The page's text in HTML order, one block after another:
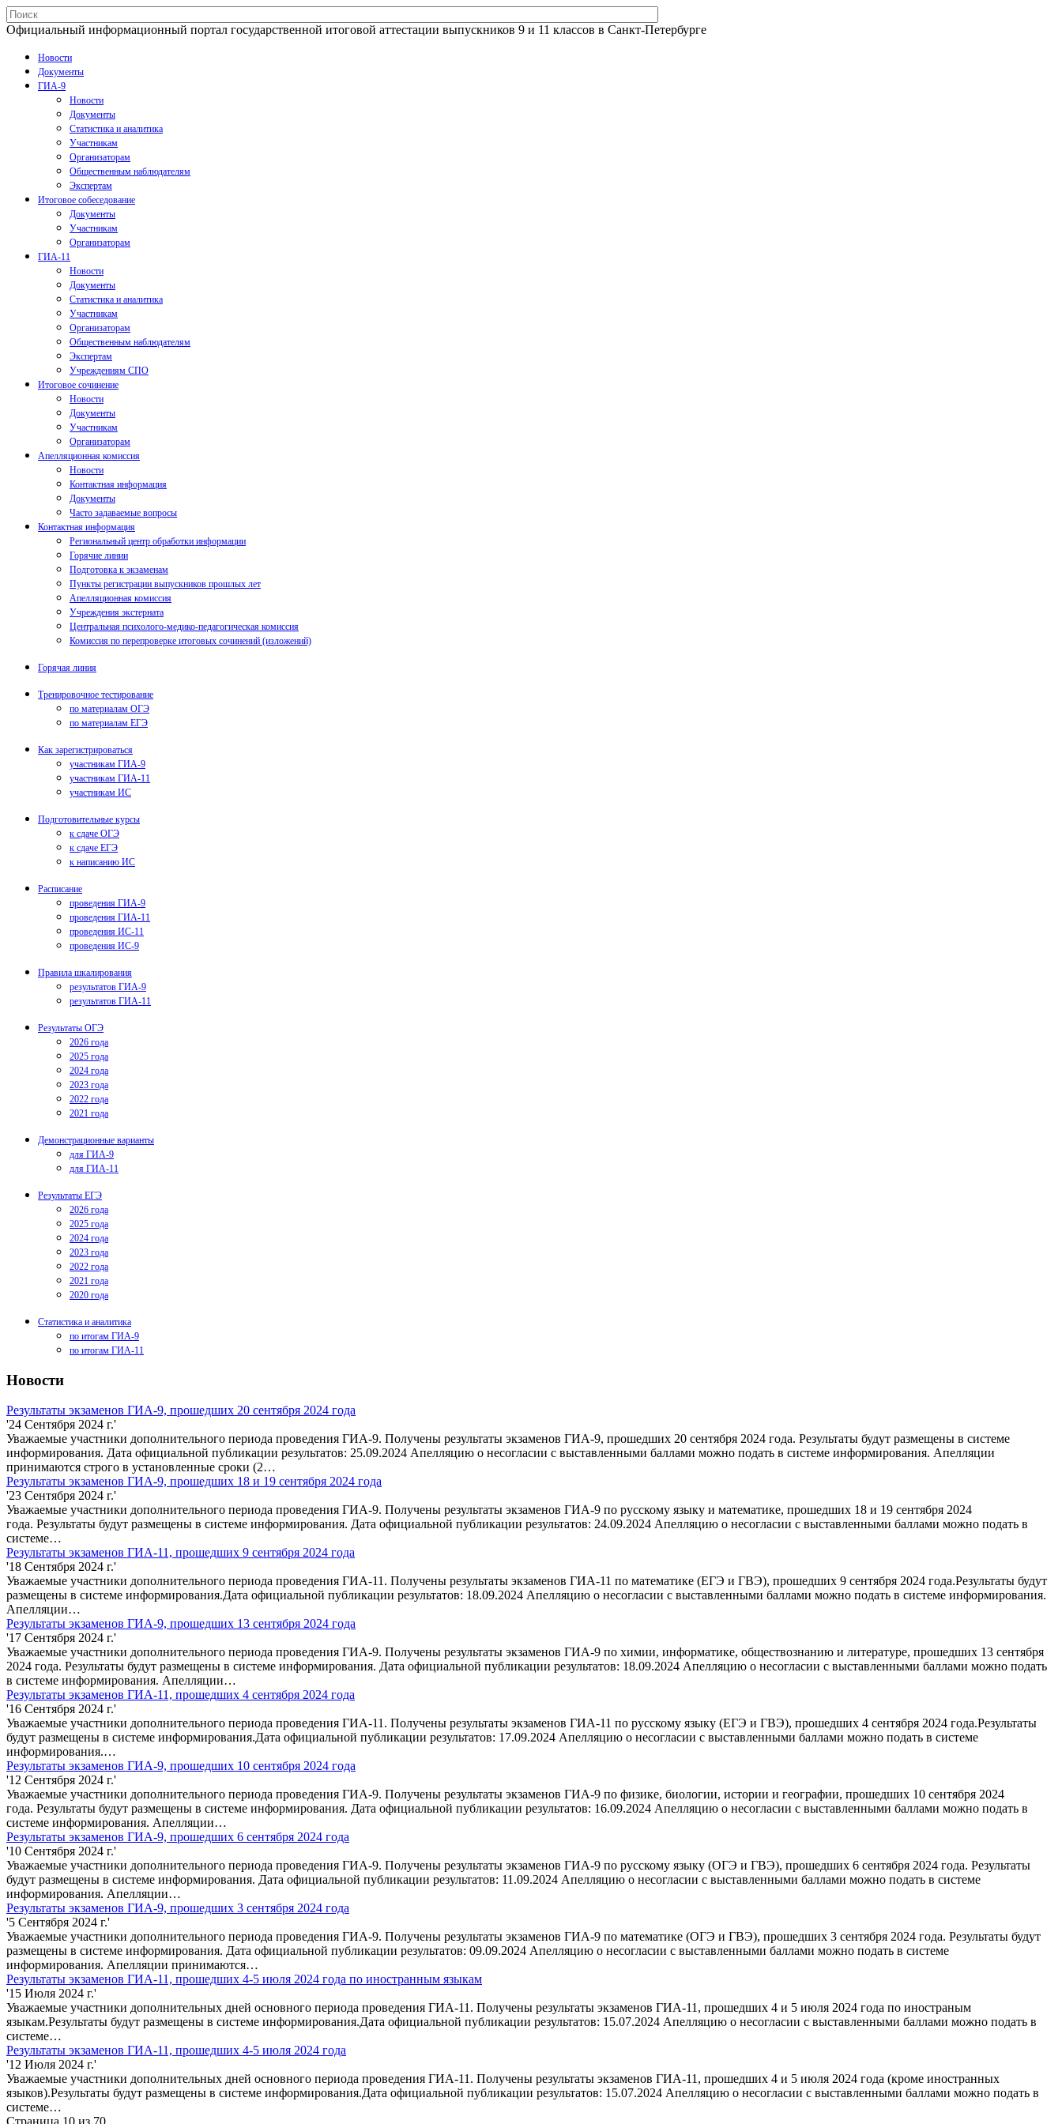
Официальный информационный портал государственной итоговой аттестации выпускников 9 и 11 классов в Санкт-Петербурге
Новости
Документы
ГИА-9
Новости
Документы
Статистика и аналитика
Участникам
Организаторам
Общественным наблюдателям
Экспертам
Итоговое собеседование
Документы
Участникам
Организаторам
ГИА-11
Новости
Документы
Статистика и аналитика
Участникам
Организаторам
Общественным наблюдателям
Экспертам
Учреждениям СПО
Итоговое сочинение
Новости
Документы
Участникам
Организаторам
Апелляционная комиссия
Новости
Контактная информация
Документы
Часто задаваемые вопросы
Контактная информация
Региональный центр обработки информации
Горячие линии
Подготовка к экзаменам
Пункты регистрации выпускников прошлых лет
Апелляционная комиссия
Учреждения экстерната
Центральная психолого-медико-педагогическая комиссия
Комиссия по перепроверке итоговых сочинений (изложений)
Горячая линия
Тренировочное тестирование
по материалам ОГЭ
по материалам ЕГЭ
Как зарегистрироваться
участникам ГИА-9
участникам ГИА-11
участникам ИС
Подготовительные курсы
к сдаче ОГЭ
к сдаче ЕГЭ
к написанию ИС
Расписание
проведения ГИА-9
проведения ГИА-11
проведения ИС-11
проведения ИС-9
Правила шкалирования
результатов ГИА-9
результатов ГИА-11
Результаты ОГЭ
2026 года
2025 года
2024 года
2023 года
2022 года
2021 года
Демонстрационные варианты
для ГИА-9
для ГИА-11
Результаты ЕГЭ
2026 года
2025 года
2024 года
2023 года
2022 года
2021 года
2020 года
Статистика и аналитика
по итогам ГИА-9
по итогам ГИА-11
Новости
Результаты экзаменов ГИА-9, прошедших 20 сентября 2024 года
'24 Сентября 2024 г.'
Уважаемые участники дополнительного периода проведения ГИА-9. Получены результаты экзаменов ГИА-9, прошедших 20 сентября 2024 года. Результаты будут размещены в системе
информирования. Дата официальной публикации результатов: 25.09.2024 Апелляцию о несогласии с выставленными баллами можно подать в системе информирования. Апелляции
принимаются строго в установленные сроки (2…
Результаты экзаменов ГИА-9, прошедших 18 и 19 сентября 2024 года
'23 Сентября 2024 г.'
Уважаемые участники дополнительного периода проведения ГИА-9. Получены результаты экзаменов ГИА-9 по русскому языку и математике, прошедших 18 и 19 сентября 2024
года. Результаты будут размещены в системе информирования. Дата официальной публикации результатов: 24.09.2024 Апелляцию о несогласии с выставленными баллами можно подать в
системе…
Результаты экзаменов ГИА-11, прошедших 9 сентября 2024 года
'18 Сентября 2024 г.'
Уважаемые участники дополнительного периода проведения ГИА-11. Получены результаты экзаменов ГИА-11 по математике (ЕГЭ и ГВЭ), прошедших 9 сентября 2024 года.Результаты будут
размещены в системе информирования.Дата официальной публикации результатов: 18.09.2024 Апелляцию о несогласии с выставленными баллами можно подать в системе информирования.
Апелляции…
Результаты экзаменов ГИА-9, прошедших 13 сентября 2024 года
'17 Сентября 2024 г.'
Уважаемые участники дополнительного периода проведения ГИА-9. Получены результаты экзаменов ГИА-9 по химии, информатике, обществознанию и литературе, прошедших 13 сентября
2024 года. Результаты будут размещены в системе информирования. Дата официальной публикации результатов: 18.09.2024 Апелляцию о несогласии с выставленными баллами можно подать
в системе информирования. Апелляции…
Результаты экзаменов ГИА-11, прошедших 4 сентября 2024 года
'16 Сентября 2024 г.'
Уважаемые участники дополнительного периода проведения ГИА-11. Получены результаты экзаменов ГИА-11 по русскому языку (ЕГЭ и ГВЭ), прошедших 4 сентября 2024 года.Результаты
будут размещены в системе информирования.Дата официальной публикации результатов: 17.09.2024 Апелляцию о несогласии с выставленными баллами можно подать в системе
информирования.…
Результаты экзаменов ГИА-9, прошедших 10 сентября 2024 года
'12 Сентября 2024 г.'
Уважаемые участники дополнительного периода проведения ГИА-9. Получены результаты экзаменов ГИА-9 по физике, биологии, истории и географии, прошедших 10 сентября 2024
года. Результаты будут размещены в системе информирования. Дата официальной публикации результатов: 16.09.2024 Апелляцию о несогласии с выставленными баллами можно подать в
системе информирования. Апелляции…
Результаты экзаменов ГИА-9, прошедших 6 сентября 2024 года
'10 Сентября 2024 г.'
Уважаемые участники дополнительного периода проведения ГИА-9. Получены результаты экзаменов ГИА-9 по русскому языку (ОГЭ и ГВЭ), прошедших 6 сентября 2024 года. Результаты
будут размещены в системе информирования. Дата официальной публикации результатов: 11.09.2024 Апелляцию о несогласии с выставленными баллами можно подать в системе
информирования. Апелляции…
Результаты экзаменов ГИА-9, прошедших 3 сентября 2024 года
'5 Сентября 2024 г.'
Уважаемые участники дополнительного периода проведения ГИА-9. Получены результаты экзаменов ГИА-9 по математике (ОГЭ и ГВЭ), прошедших 3 сентября 2024 года. Результаты будут
размещены в системе информирования. Дата официальной публикации результатов: 09.09.2024 Апелляцию о несогласии с выставленными баллами можно подать в системе
информирования. Апелляции принимаются…
Результаты экзаменов ГИА-11, прошедших 4-5 июля 2024 года по иностранным языкам
'15 Июля 2024 г.'
Уважаемые участники дополнительных дней основного периода проведения ГИА-11. Получены результаты экзаменов ГИА-11, прошедших 4 и 5 июля 2024 года по иностраным
языкам.Результаты будут размещены в системе информирования.Дата официальной публикации результатов: 15.07.2024 Апелляцию о несогласии с выставленными баллами можно подать в
системе…
Результаты экзаменов ГИА-11, прошедших 4-5 июля 2024 года
'12 Июля 2024 г.'
Уважаемые участники дополнительных дней основного периода проведения ГИА-11. Получены результаты экзаменов ГИА-11, прошедших 4 и 5 июля 2024 года (кроме иностранных
языков).Результаты будут размещены в системе информирования.Дата официальной публикации результатов: 15.07.2024 Апелляцию о несогласии с выставленными баллами можно подать в
системе…